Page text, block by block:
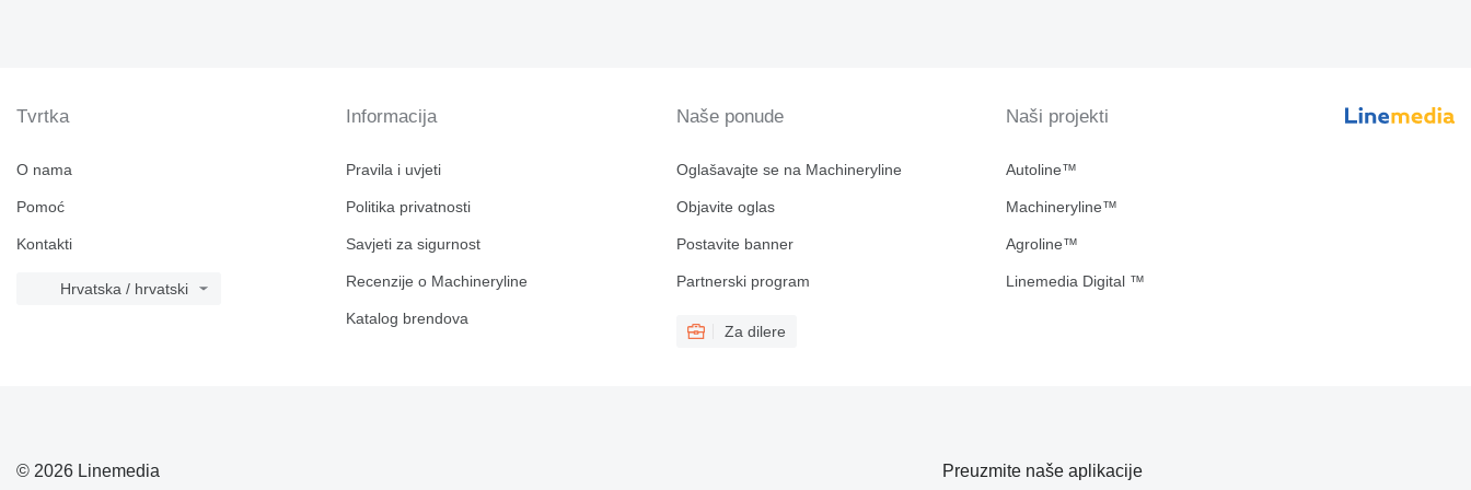
Tvrtka
O nama
Pomoć
Kontakti
Hrvatska / hrvatski
Informacija
Pravila i uvjeti
Politika privatnosti
Savjeti za sigurnost
Recenzije o Machineryline
Katalog brendova
Naše ponude
Oglašavajte se na Machineryline
Objavite oglas
Postavite banner
Partnerski program
Za dilere
Naši projekti
Autoline™
Machineryline™
Agroline™
Linemedia Digital ™
© 2026 Linemedia Preuzmite naše aplikacije